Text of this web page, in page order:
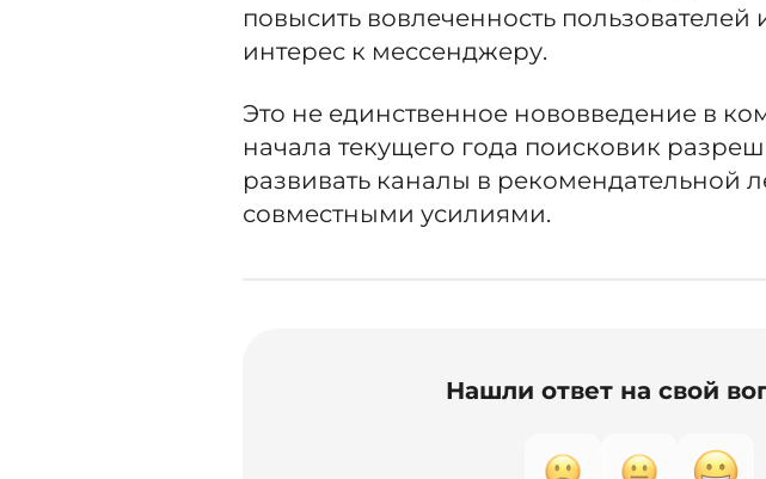
повысить вовлеченность пользователей
интерес к мессенджеру.
Это не единственное нововведение в
начала текущего года поисковик
развивать каналы в рекомендательной
совместными усилиями.
Нашли ответ на свой